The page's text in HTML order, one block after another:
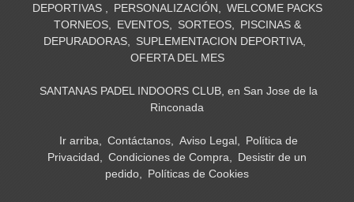
DEPORTIVAS
PERSONALIZACIÓN
WELCOME PACKS
TORNEOS
EVENTOS SORTEOS
PISCINAS &
DEPURADORAS
SUPLEMENTACION DEPORTIVA
OFERTA DEL MES
SANTANAS PADEL INDOORS CLUB, en San Jose de la
Rinconada
Ir arriba Contáctanos Aviso Legal
Política de
Privacidad
Condiciones de Compra
Desistir de un
pedido
Políticas de Cookies